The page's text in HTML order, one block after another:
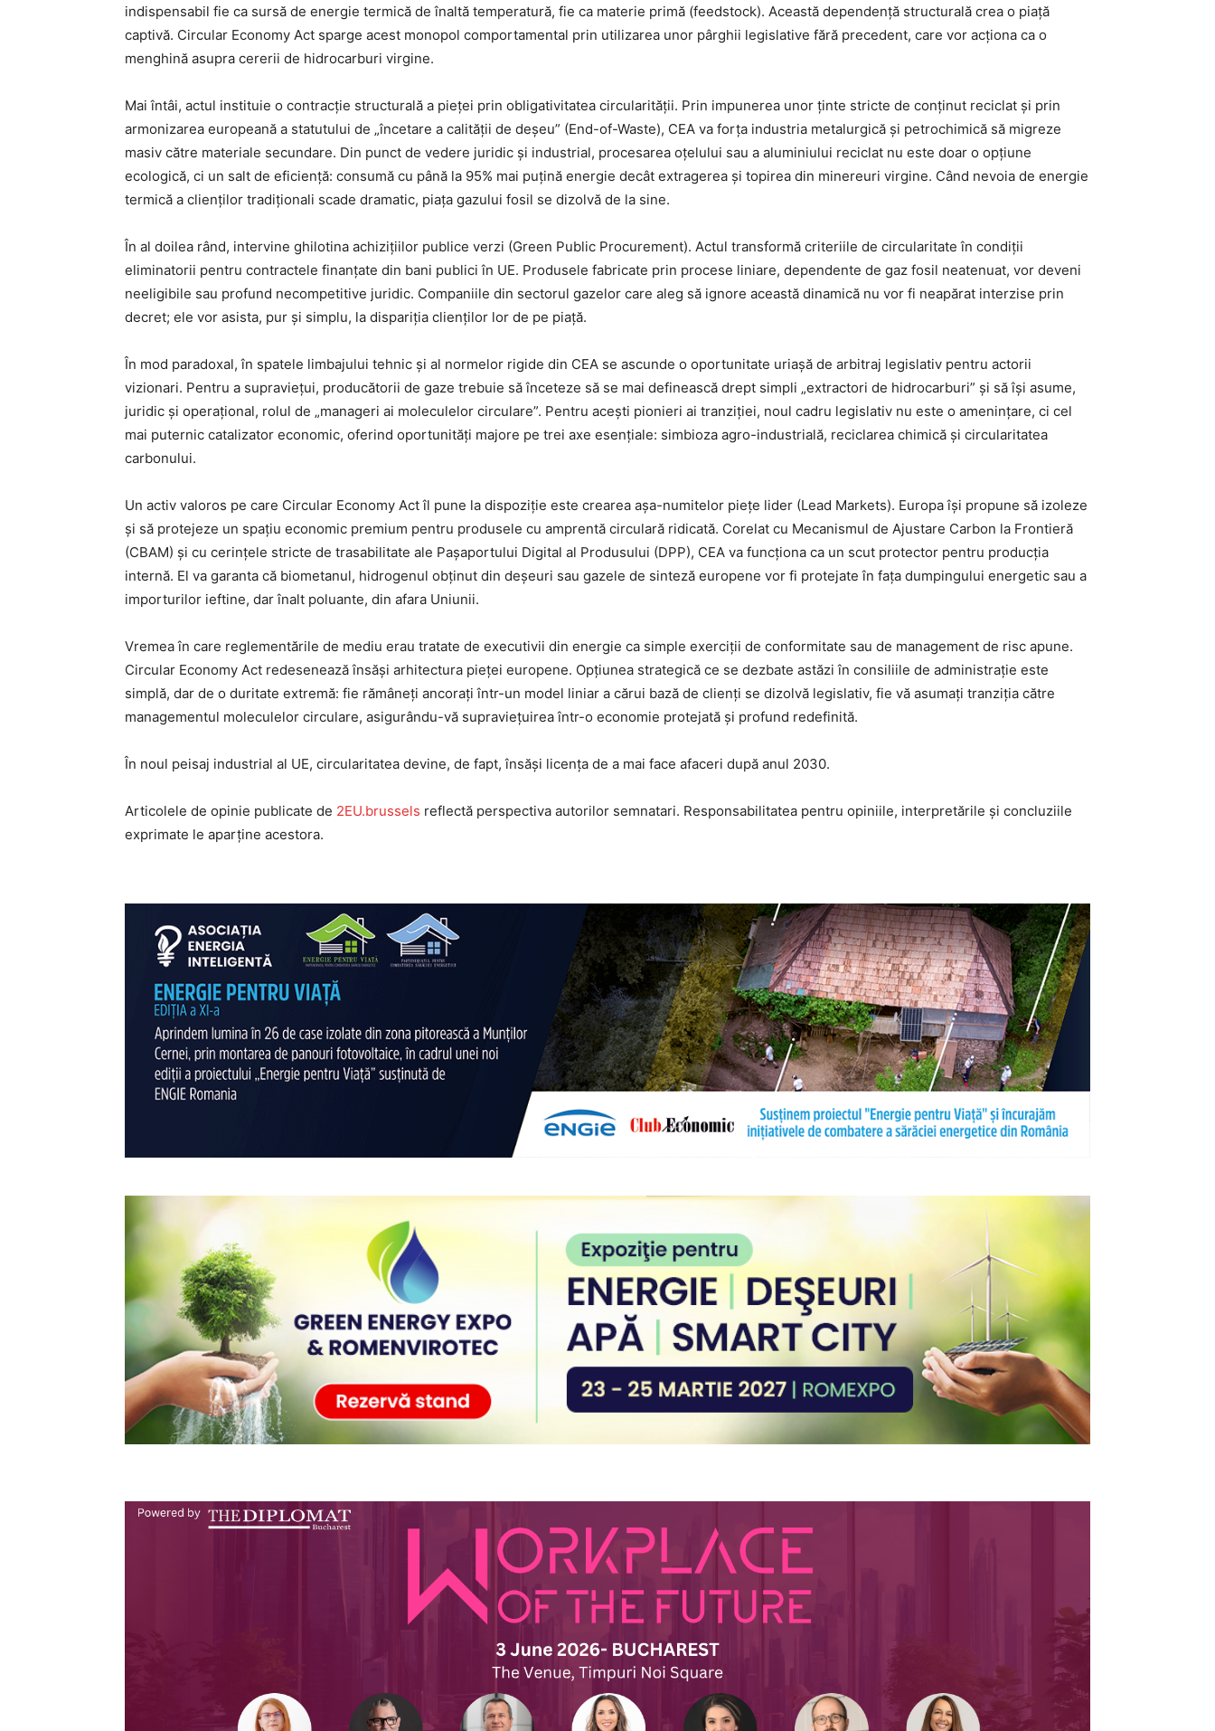
indispensabil fie ca sursă de energie termică de înaltă temperatură, fie ca materie primă (feedstock). Această dependență structurală crea o piață
captivă. Circular Economy Act sparge acest monopol comportamental prin utilizarea unor pârghii legislative fără precedent, care vor acționa ca o
menghină asupra cererii de hidrocarburi virgine.
Mai întâi, actul instituie o contracție structurală a pieței prin obligativitatea circularității. Prin impunerea unor ținte stricte de conținut reciclat și prin
armonizarea europeană a statutului de „încetare a calității de deșeu” (End-of-Waste), CEA va forța industria metalurgică și petrochimică să migreze
masiv către materiale secundare. Din punct de vedere juridic și industrial, procesarea oțelului sau a aluminiului reciclat nu este doar o opțiune
ecologică, ci un salt de eficiență: consumă cu până la 95% mai puțină energie decât extragerea și topirea din minereuri virgine. Când nevoia de energie
termică a clienților tradiționali scade dramatic, piața gazului fosil se dizolvă de la sine.
În al doilea rând, intervine ghilotina achizițiilor publice verzi (Green Public Procurement). Actul transformă criteriile de circularitate în condiții
eliminatorii pentru contractele finanțate din bani publici în UE. Produsele fabricate prin procese liniare, dependente de gaz fosil neatenuat, vor deveni
neeligibile sau profund necompetitive juridic. Companiile din sectorul gazelor care aleg să ignore această dinamică nu vor fi neapărat interzise prin
decret; ele vor asista, pur și simplu, la dispariția clienților lor de pe piață.
În mod paradoxal, în spatele limbajului tehnic și al normelor rigide din CEA se ascunde o oportunitate uriașă de arbitraj legislativ pentru actorii
vizionari. Pentru a supraviețui, producătorii de gaze trebuie să înceteze să se mai definească drept simpli „extractori de hidrocarburi” și să își asume,
juridic și operațional, rolul de „manageri ai moleculelor circulare”. Pentru acești pionieri ai tranziției, noul cadru legislativ nu este o amenințare, ci cel
mai puternic catalizator economic, oferind oportunități majore pe trei axe esențiale: simbioza agro-industrială, reciclarea chimică și circularitatea
carbonului.
Un activ valoros pe care Circular Economy Act îl pune la dispoziție este crearea așa-numitelor piețe lider (Lead Markets). Europa își propune să izoleze
și să protejeze un spațiu economic premium pentru produsele cu amprentă circulară ridicată. Corelat cu Mecanismul de Ajustare Carbon la Frontieră
(CBAM) și cu cerințele stricte de trasabilitate ale Pașaportului Digital al Produsului (DPP), CEA va funcționa ca un scut protector pentru producția
internă. El va garanta că biometanul, hidrogenul obținut din deșeuri sau gazele de sinteză europene vor fi protejate în fața dumpingului energetic sau a
importurilor ieftine, dar înalt poluante, din afara Uniunii.
Vremea în care reglementările de mediu erau tratate de executivii din energie ca simple exerciții de conformitate sau de management de risc apune.
Circular Economy Act redesenează însăși arhitectura pieței europene. Opțiunea strategică ce se dezbate astăzi în consiliile de administrație este
simplă, dar de o duritate extremă: fie rămâneți ancorați într-un model liniar a cărui bază de clienți se dizolvă legislativ, fie vă asumați tranziția către
managementul moleculelor circulare, asigurându-vă supraviețuirea într-o economie protejată și profund redefinită.
În noul peisaj industrial al UE, circularitatea devine, de fapt, însăși licența de a mai face afaceri după anul 2030.
Articolele de opinie publicate de 2EU.brussels reflectă perspectiva autorilor semnatari. Responsabilitatea pentru opiniile, interpretările și concluziile
exprimate le aparține acestora.